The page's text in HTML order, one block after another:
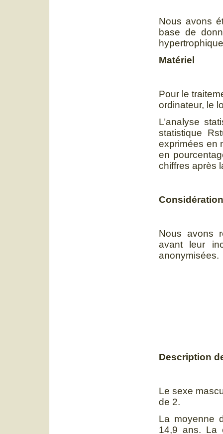
Nous avons
base de
Matériel
Pour le
ordinateur, le
L’analyse
statistique
exprimées en
en
chiffres après
Nous avons
avant leur
anonymisées.
Description
Le sexe
de 2.
La moyenne
14,9 ans. La